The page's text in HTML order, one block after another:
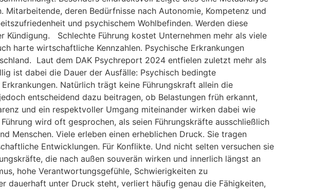
deren Bedürfnisse nach Autonomie, Kompetenz und
und psychischem Wohlbefinden. Werden diese
Kündigung. Schlechte Führung kostet Unternehmen mehr als viele
harte wirtschaftliche Kennzahlen. Psychische Erkrankungen
Laut dem DAK Psychreport 2024 entfielen zuletzt mehr als
ist dabei die Dauer der Ausfälle: Psychisch bedingte
Natürlich trägt keine Führungskraft allein die
entscheidend dazu beitragen, ob Belastungen früh erkannt,
und ein respektvoller Umgang miteinander wirken dabei wie
wird oft gesprochen, als seien Führungskräfte ausschließlich
Menschen. Viele erleben einen erheblichen Druck. Sie tragen
Entwicklungen. Für Konflikte. Und nicht selten versuchen sie
die nach außen souverän wirken und innerlich längst an
hohe Verantwortungsgefühle, Schwierigkeiten zu
dauerhaft unter Druck steht, verliert häufig genau die Fähigkeiten,